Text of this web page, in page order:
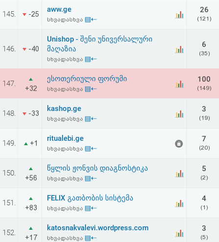
აღდგენა
სალიცენზიო
შეთანხმება
პასუხისმგებლობის
145. -25
aww.ge
სხვადასხვა ▤⇠
26
(121)
146. -40
Unishop - შენი უნივერსალური
მაღაზია
სხვადასხვა ▤⇠
6
(35)
147.
+32
ესოთერიული ფორუმი
სხვადასხვა ▤⇠
100
(149)
148. -33
kashop.ge
სხვადასხვა ▤⇠
3
(19)
149. +1
ritualebi.ge
სხვადასხვა ▤⇠
7
(20)
150.
+56
წყლის ჟონვის დიაგნოსტიკა
სხვადასხვა ▤⇠
5
(2)
151.
+83
FELIX გათბობის სისტემა
სხვადასხვა ▤⇠
4
(1)
152.
+17
katosnakvalevi.wordpress.com
სხვადასხვა ▤⇠
3
(5)